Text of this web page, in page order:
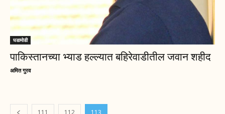
घडामोडी
पाकिस्तानच्या भ्याड हल्ल्यात बहिरेवाडीतील जवान शहीद
अमित गुरव
111 112 113